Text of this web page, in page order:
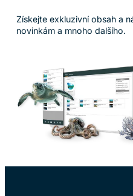
Získejte exkluzivní obsah a
novinkám a mnoho dalšího.